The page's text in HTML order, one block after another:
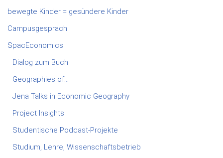
bewegte Kinder = gesündere Kinder
Campusgespräch
SpacEconomics
Dialog zum Buch
Geographies of…
Jena Talks in Economic Geography
Project Insights
Studentische Podcast-Projekte
Studium, Lehre, Wissenschaftsbetrieb